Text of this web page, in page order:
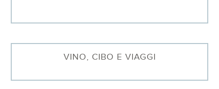
VINO, CIBO E VIAGGI